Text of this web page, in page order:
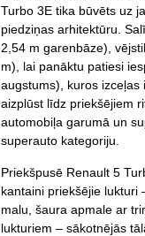
Turbo 3E tika būvēts uz
piedziņas arhitektūru.
2,54 m garenbāze),
m), lai panāktu patiesi
augstums), kuros izceļas
aizplūst līdz priekšējiem
automobiļa garumā un
superauto kategoriju.
Priekšpusē Renault 5
kantaini priekšējie lukturi
malu, šaura apmale ar
lukturiem – sākotnējās